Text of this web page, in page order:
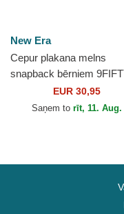
New Era
Cepur plakana melns
snapback bērniem
no Batman DC Comics no
New Era
EUR 30,95
Saņem to rīt, 11. Aug.